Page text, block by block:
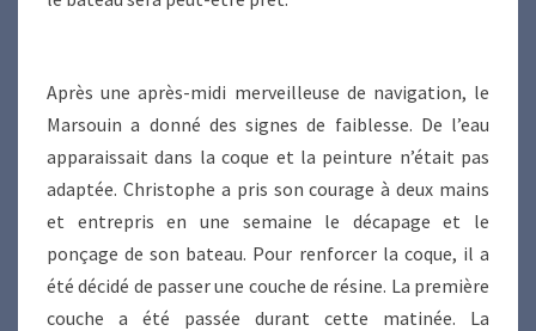
Après une après-midi merveilleuse de navigation, le
Marsouin a donné des signes de faiblesse. De l’eau
apparaissait dans la coque et la peinture n’était pas
adaptée. Christophe a pris son courage à deux mains
et entrepris en une semaine le décapage et le
ponçage de son bateau. Pour renforcer la coque, il a
été décidé de passer une couche de résine. La première
couche a été passée durant cette matinée. La